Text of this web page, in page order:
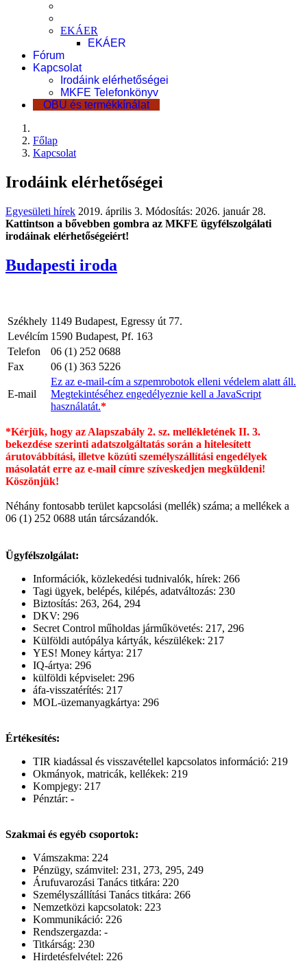
EKÁER
EKÁER
Fórum
Kapcsolat
Irodáink elérhetőségei
MKFE Telefonkönyv
OBU és termékkínálat
Főlap
Kapcsolat
Irodáink elérhetőségei
Egyesületi hírek 2019. április 3. Módosítás: 2026. január 28.
Kattintson a bővebben gombra az MKFE ügyfélszolgálati
irodáinak elérhetőségeiért!
Budapesti iroda
Székhely 1149 Budapest, Egressy út 77.
Levélcím 1590 Budapest, Pf. 163
Telefon
06 (1) 252 0688
Fax
06 (1) 363 5226
E-mail
Ez az e-mail-cím a szpemrobotok elleni védelem alatt áll.
Megtekintéséhez engedélyeznie kell a JavaScript
használatát.*
*Kérjük, hogy az Alapszabály 2. sz. mellékletének II. 3.
bekezdése szerinti adatszolgáltatás során a hitelesített
árutovábbítási, illetve közúti személyszállítási engedélyek
másolatát erre az e-mail címre szíveskedjen megküldeni!
Köszönjük!
Néhány fontosabb terület kapcsolási (mellék) száma; a mellékek a
06 (1) 252 0688 után tárcsázandók.
Ügyfélszolgálat:
Információk, közlekedési tudnivalók, hírek: 266
Tagi ügyek, belépés, kilépés, adatváltozás: 230
Biztosítás: 263, 264, 294
DKV: 296
Secret Control műholdas járműkövetés: 217, 296
Külföldi autópálya kártyák, készülékek: 217
YES! Money kártya: 217
IQ-ártya: 296
külföldi képviselet: 296
áfa-visszatérítés: 217
MOL-üzemanyagkártya: 296
Értékesítés:
TIR kiadással és visszavétellel kapcsolatos információ: 219
Okmányok, matricák, kellékek: 219
Kompjegy: 217
Pénztár: -
Szakmai és egyéb csoportok:
Vámszakma: 224
Pénzügy, számvitel: 231, 273, 295, 249
Árufuvarozási Tanács titkára: 220
Személyszállítási Tanács titkára: 266
Nemzetközi kapcsolatok: 223
Kommunikáció: 226
Rendszergazda: -
Titkárság: 230
Hirdetésfelvétel: 226